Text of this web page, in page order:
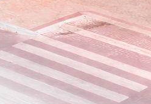
AÇÕES EM ALUSÃO AO
NOVEMBRO AZUL...